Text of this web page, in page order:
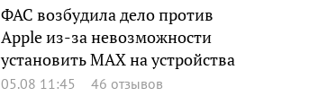
ФАС возбудила дело против
Apple из-за невозможности
установить MAX на устройства
05.08 11:45 46 отзывов